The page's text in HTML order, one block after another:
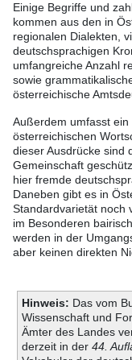
Einige Begriffe und
kommen aus den in
regionalen Dialekten,
deutschsprachigen
umfangreiche Anzahl
sowie
österreichische
Außerdem umfasst
österreichischen
dieser Ausdrücke sind
Gemeinschaft
hier fremde
Daneben gibt es in
Standardvarietät noch
im Besonderen
werden in der
aber keinen direkten
Hinweis: Das vom
Wissenschaft und
Ämter des Landes
derzeit in der 44.